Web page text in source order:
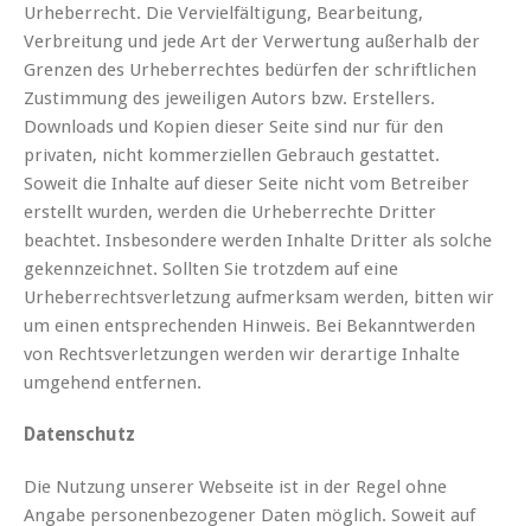
Urheberrecht. Die Vervielfältigung, Bearbeitung,
Verbreitung und jede Art der Verwertung außerhalb der
Grenzen des Urheberrechtes bedürfen der schriftlichen
Zustimmung des jeweiligen Autors bzw. Erstellers.
Downloads und Kopien dieser Seite sind nur für den
privaten, nicht kommerziellen Gebrauch gestattet.
Soweit die Inhalte auf dieser Seite nicht vom Betreiber
erstellt wurden, werden die Urheberrechte Dritter
beachtet. Insbesondere werden Inhalte Dritter als solche
gekennzeichnet. Sollten Sie trotzdem auf eine
Urheberrechtsverletzung aufmerksam werden, bitten wir
um einen entsprechenden Hinweis. Bei Bekanntwerden
von Rechtsverletzungen werden wir derartige Inhalte
umgehend entfernen.
Datenschutz
Die Nutzung unserer Webseite ist in der Regel ohne
Angabe personenbezogener Daten möglich. Soweit auf